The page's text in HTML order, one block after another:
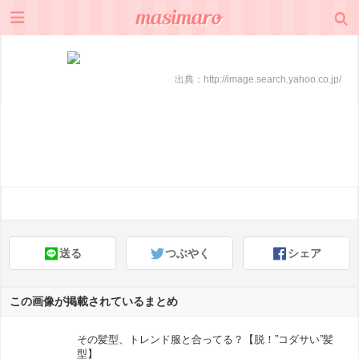
出典： http://image.search.yahoo.co.jp/
送る つぶやく シェア
この画像が掲載されているまとめ
その髪型、トレンド服と合ってる？【脱！”コダサい”髪
型】